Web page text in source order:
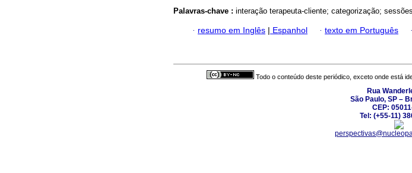
Palavras-chave : interação terapeuta-cliente; categorização;
· resumo em Inglês | Espanhol · texto em Português ·
Todo o conteúdo deste periódico, exceto onde está
Rua
São Paulo, SP –
CEP:
Tel: (+55-11)